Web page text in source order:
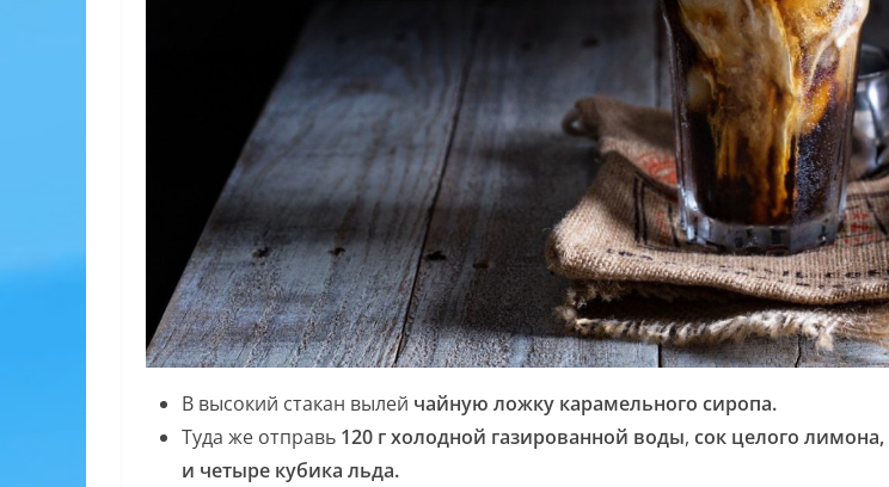
В высокий стакан вылей чайную ложку карамельного сиропа.
Туда же отправь 120 г холодной газированной воды, сок целого лимона,
и четыре кубика льда.